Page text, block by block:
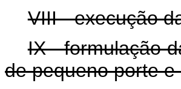
VIII - execução
IX - formulação
de pequeno porte